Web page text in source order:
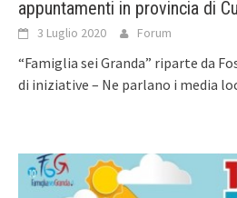
appuntamenti in provincia di
3 Luglio 2020 Forum
“Famiglia sei Granda” riparte da
di iniziative – Ne parlano i media